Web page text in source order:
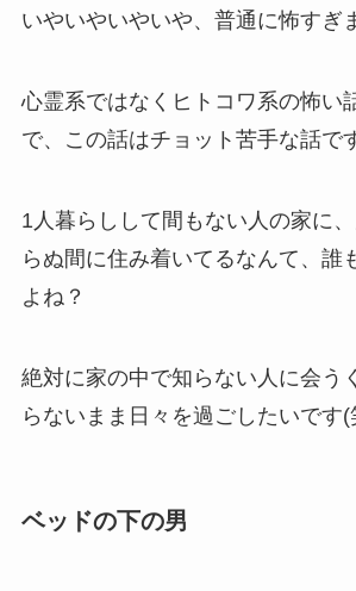
いやいやいやいや、普通に怖すぎ
心霊系ではなくヒトコワ系の怖い
で、この話はチョット苦手な話で
1人暮らしして間もない人の家に
らぬ間に住み着いてるなんて、誰
よね？
絶対に家の中で知らない人に会う
らないまま日々を過ごしたいです(
ベッドの下の男